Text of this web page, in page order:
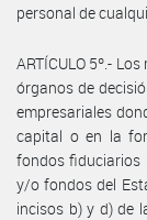
personal de
ARTÍCULO 5º.-
órganos de
empresariales
capital o en la
fondos fiduciarios
y/o fondos del
incisos b) y d) de